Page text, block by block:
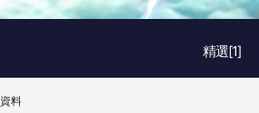
精選[1]
料